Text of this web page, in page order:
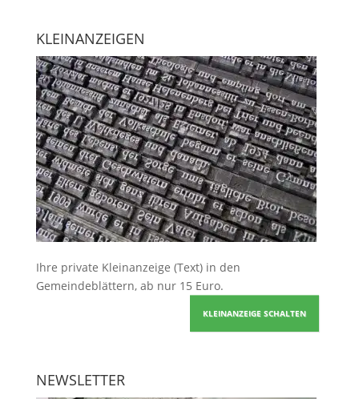
KLEINANZEIGEN
Ihre private Kleinanzeige (Text) in den
Gemeindeblättern, ab nur 15 Euro.
KLEINANZEIGE SCHALTEN
NEWSLETTER